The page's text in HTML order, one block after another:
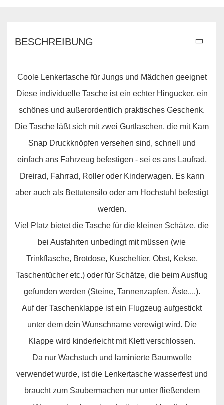
BESCHREIBUNG
Coole Lenkertasche für Jungs und Mädchen geeignet
Diese individuelle Tasche ist ein echter Hingucker, ein
schönes und außerordentlich praktisches Geschenk.
Die Tasche läßt sich mit zwei Gurtlaschen, die mit Kam
Snap Druckknöpfen versehen sind, schnell und
einfach ans Fahrzeug befestigen - sei es ans Laufrad,
Dreirad, Fahrrad, Roller oder Kinderwagen. Es kann
aber auch als Bettutensilo oder am Hochstuhl befestigt
werden.
Viel Platz bietet die Tasche für die kleinen Schätze, die
bei Ausfahrten unbedingt mit müssen (wie
Trinkflasche, Brotdose, Kuscheltier, Obst, Kekse,
Taschentücher etc.) oder für Schätze, die beim Ausflug
gefunden werden (Steine, Tannenzapfen, Äste,...).
Auf der Taschenklappe ist ein Flugzeug aufgestickt
unter dem dein Wunschname verewigt wird. Die
Klappe wird kinderleicht mit Klett verschlossen.
Da nur Wachstuch und laminierte Baumwolle
verwendet wurde, ist die Lenkertasche wasserfest und
braucht zum Saubermachen nur unter fließendem